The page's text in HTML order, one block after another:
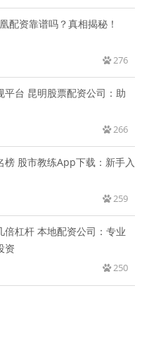
配资靠谱吗？真相揭秘！
276
平台 昆明股票配资公司：助
266
榜 股市教练App下载：新手入
259
倍杠杆 本地配资公司：专业
资
250